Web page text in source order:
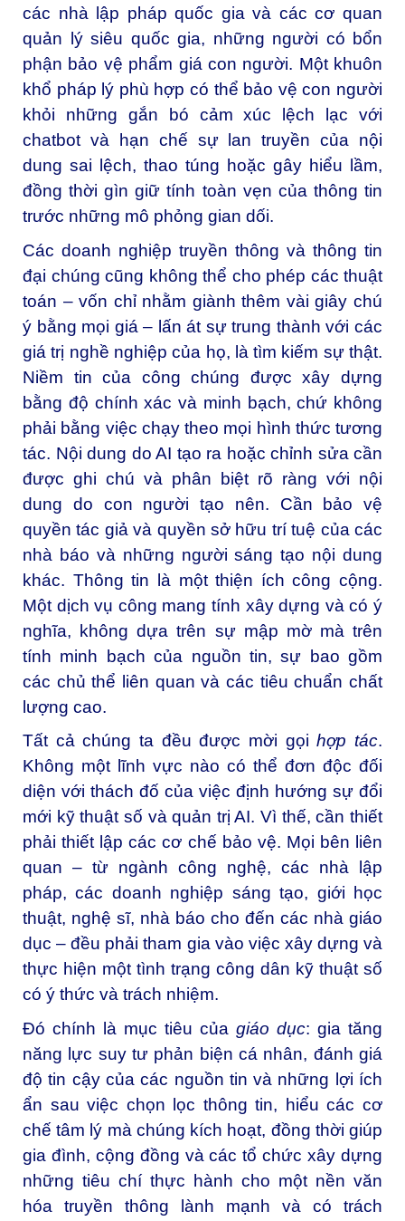
các nhà lập pháp quốc gia và các cơ quan
quản lý siêu quốc gia, những người có bổn
phận bảo vệ phẩm giá con người. Một khuôn
khổ pháp lý phù hợp có thể bảo vệ con người
khỏi những gắn bó cảm xúc lệch lạc với
chatbot và hạn chế sự lan truyền của nội
dung sai lệch, thao túng hoặc gây hiểu lầm,
đồng thời gìn giữ tính toàn vẹn của thông tin
trước những mô phỏng gian dối.
Các doanh nghiệp truyền thông và thông tin
đại chúng cũng không thể cho phép các thuật
toán – vốn chỉ nhằm giành thêm vài giây chú
ý bằng mọi giá – lấn át sự trung thành với các
giá trị nghề nghiệp của họ, là tìm kiếm sự thật.
Niềm tin của công chúng được xây dựng
bằng độ chính xác và minh bạch, chứ không
phải bằng việc chạy theo mọi hình thức tương
tác. Nội dung do AI tạo ra hoặc chỉnh sửa cần
được ghi chú và phân biệt rõ ràng với nội
dung do con người tạo nên. Cần bảo vệ
quyền tác giả và quyền sở hữu trí tuệ của các
nhà báo và những người sáng tạo nội dung
khác. Thông tin là một thiện ích công cộng.
Một dịch vụ công mang tính xây dựng và có ý
nghĩa, không dựa trên sự mập mờ mà trên
tính minh bạch của nguồn tin, sự bao gồm
các chủ thể liên quan và các tiêu chuẩn chất
lượng cao.
Tất cả chúng ta đều được mời gọihợp tác.
Không một lĩnh vực nào có thể đơn độc đối
diện với thách đố của việc định hướng sự đổi
mới kỹ thuật số và quản trị AI. Vì thế, cần thiết
phải thiết lập các cơ chế bảo vệ. Mọi bên liên
quan – từ ngành công nghệ, các nhà lập
pháp, các doanh nghiệp sáng tạo, giới học
thuật, nghệ sĩ, nhà báo cho đến các nhà giáo
dục – đều phải tham gia vào việc xây dựng và
thực hiện một tình trạng công dân kỹ thuật số
có ý thức và trách nhiệm.
Đó chính là mục tiêu của giáo dục: gia tăng
năng lực suy tư phản biện cá nhân, đánh giá
độ tin cậy của các nguồn tin và những lợi ích
ẩn sau việc chọn lọc thông tin, hiểu các cơ
chế tâm lý mà chúng kích hoạt, đồng thời giúp
gia đình, cộng đồng và các tổ chức xây dựng
những tiêu chí thực hành cho một nền văn
hóa truyền thông lành mạnh và có trách